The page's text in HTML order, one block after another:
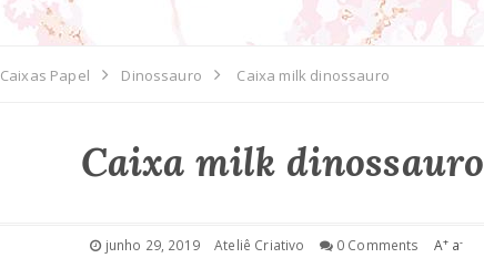
Caixas Papel Dinossauro Caixa milk dinossauro
Caixa milk dinossauro
junho 29, 2019 Ateliê Criativo 0 Comments A+ a-